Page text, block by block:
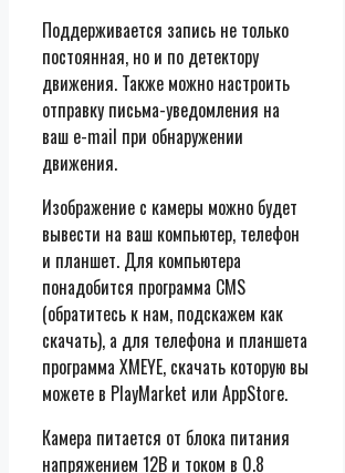
Поддерживается запись не только
постоянная, но и по детектору
движения. Также можно настроить
отправку письма-уведомления на
ваш e-mail при обнаружении
движения.
Изображение с камеры можно будет
вывести на ваш компьютер, телефон
и планшет. Для компьютера
понадобится программа CMS
(обратитесь к нам, подскажем как
скачать), а для телефона и планшета
программа XMEYE, скачать которую вы
можете в PlayMarket или AppStore.
Камера питается от блока питания
напряжением 12В и током в 0.8